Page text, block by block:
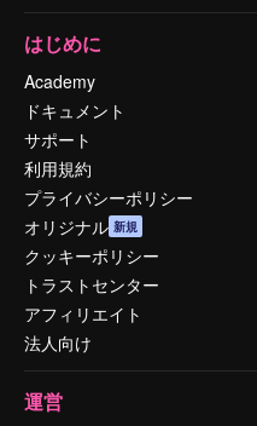
はじめに
Academy
ドキュメント
サポート
利用規約
プライバシーポリシー
オリジナル 新規
クッキーポリシー
トラストセンター
アフィリエイト
法人向け
運営